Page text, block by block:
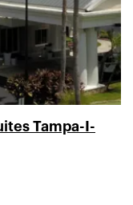
Tampa-I-